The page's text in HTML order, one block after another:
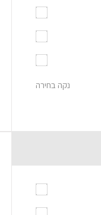
נקה בחירה